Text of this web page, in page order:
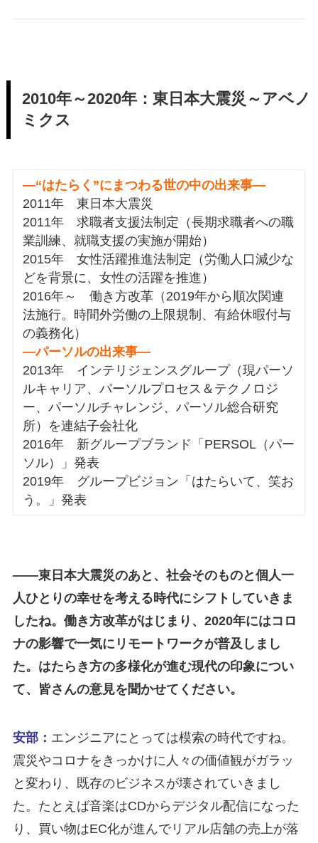
2010年～2020年：東日本大震災～アベノ
ミクス
―“はたらく”にまつわる世の中の出来事―
2011年 東日本大震災
2011年 求職者支援法制定（長期求職者への職
業訓練、就職支援の実施が開始）
2015年 女性活躍推進法制定（労働人口減少な
どを背景に、女性の活躍を推進）
2016年～ 働き方改革（2019年から順次関連
法施行。時間外労働の上限規制、有給休暇付与
の義務化）
―パーソルの出来事―
2013年 インテリジェンスグループ（現パーソ
ルキャリア、パーソルプロセス＆テクノロジ
ー、パーソルチャレンジ、パーソル総合研究
所）を連結子会社化
2016年 新グループブランド「PERSOL（パー
ソル）」発表
2019年 グループビジョン「はたらいて、笑お
う。」発表
――東日本大震災のあと、社会そのものと個人一
人ひとりの幸せを考える時代にシフトしていきま
したね。働き方改革がはじまり、2020年にはコロ
ナの影響で一気にリモートワークが普及しまし
た。はたらき方の多様化が進む現代の印象につい
て、皆さんの意見を聞かせてください。
安部： エンジニアにとっては模索の時代ですね。
震災やコロナをきっかけに人々の価値観がガラッ
と変わり、既存のビジネスが壊されていきまし
た。たとえば音楽はCDからデジタル配信になった
り、買い物はEC化が進んでリアル店舗の売上が落